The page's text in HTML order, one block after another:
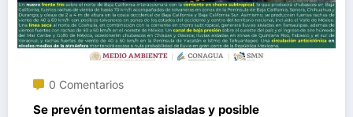
0 Comentarios
Se prevén tormentas aisladas y posible